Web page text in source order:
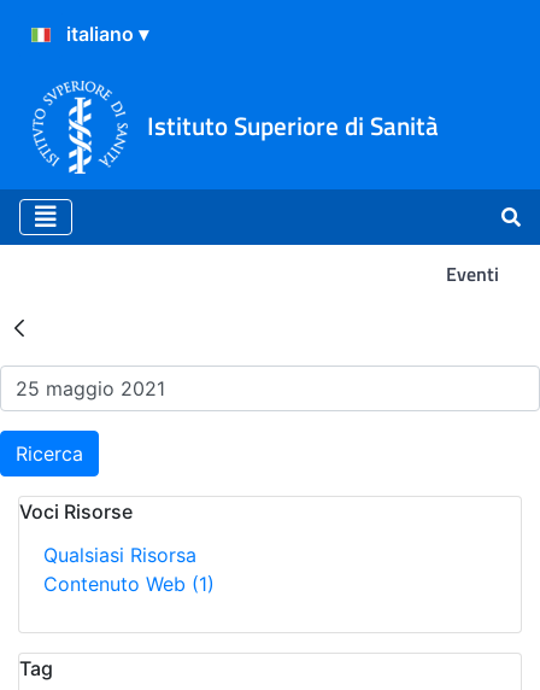
Istituto Superiore di Sanità
Eventi
Risultati della Ricerca -
Ricerca
Voci Risorse
Qualsiasi Risorsa
Contenuto Web (1)
Tag